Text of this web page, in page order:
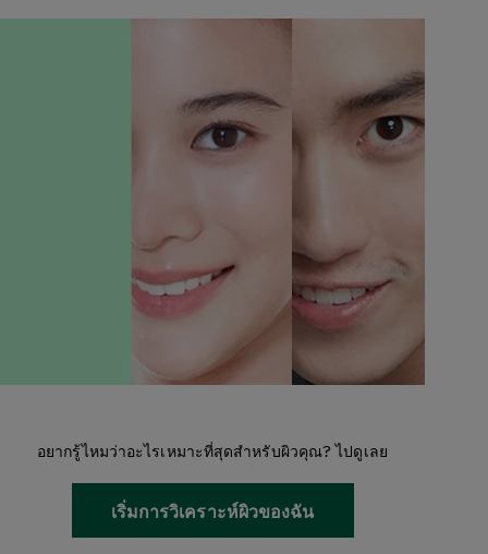
อยากรู้ไหมว่าอะไรเหมาะที่สุดสำหรับผิวคุณ? ไปดูเลย
เริ่มการวิเคราะห์ผิวของฉัน